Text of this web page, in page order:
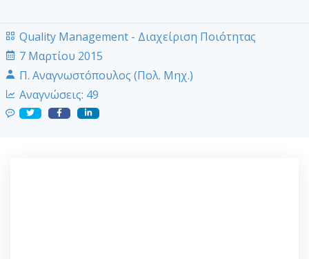
Quality Management - Διαχείριση Ποιότητας
7 Μαρτίου 2015
Π. Αναγνωστόπουλος (Πολ. Μηχ.)
Αναγνώσεις: 49